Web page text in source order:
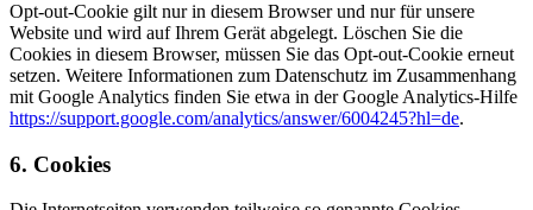
Opt-out-Cookie gilt nur in diesem Browser und nur für unsere
Website und wird auf Ihrem Gerät abgelegt. Löschen Sie die
Cookies in diesem Browser, müssen Sie das Opt-out-Cookie erneut
setzen. Weitere Informationen zum Datenschutz im Zusammenhang
mit Google Analytics finden Sie etwa in der Google Analytics-Hilfe
https://support.google.com/analytics/answer/6004245?hl=de.
6. Cookies